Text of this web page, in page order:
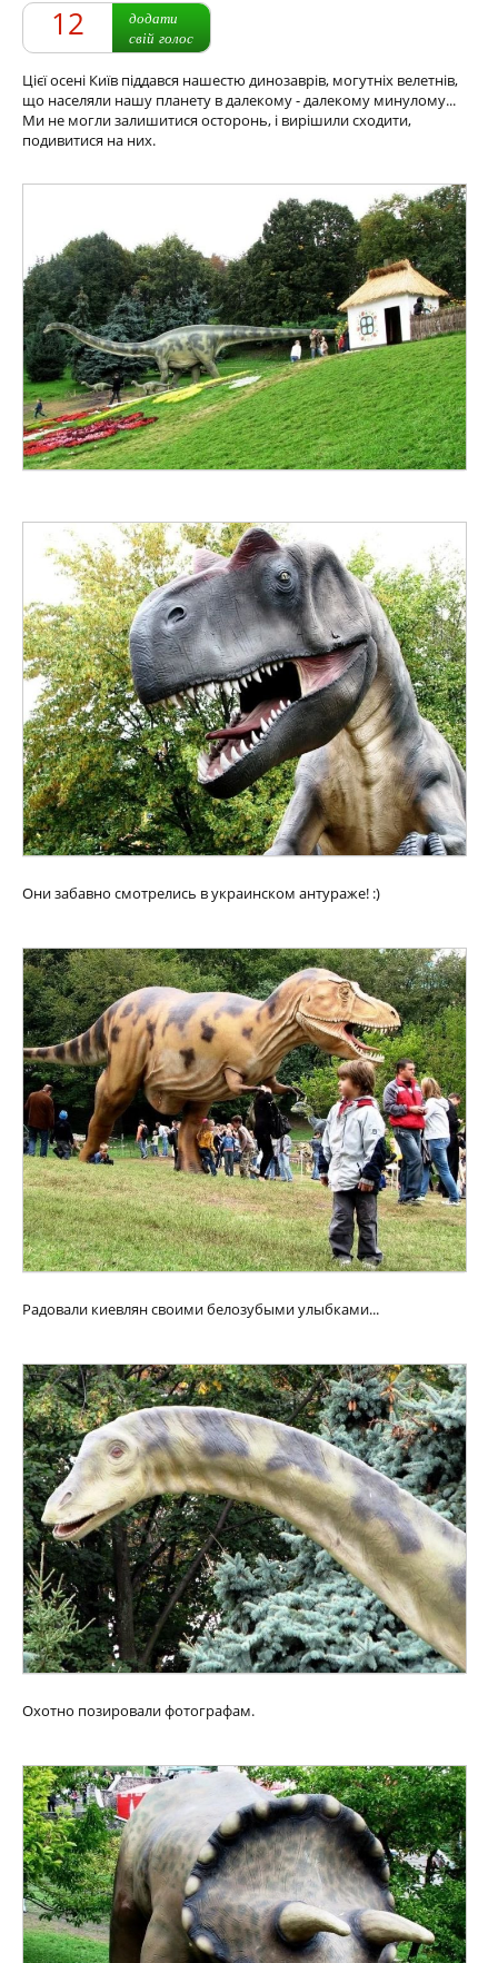
12
додати
свій голос
Цієї осені Київ піддався нашестю динозаврів, могутніх велетнів,
що населяли нашу планету в далекому - далекому минулому...
Ми не могли залишитися осторонь, і вирішили сходити,
подивитися на них.
Они забавно смотрелись в украинском антураже! :)
Радовали киевлян своими белозубыми улыбками...
Охотно позировали фотографам.